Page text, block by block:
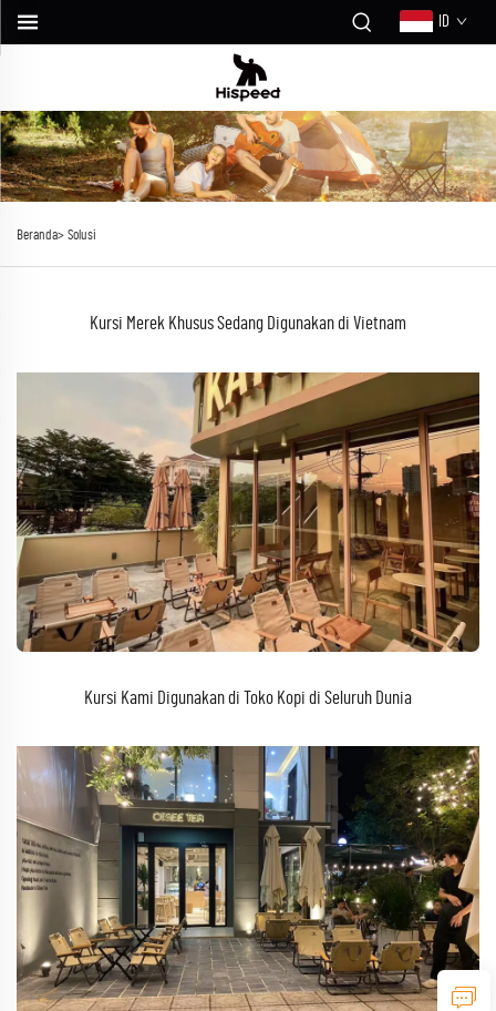
ID
Beranda> Solusi
Kursi Merek Khusus Sedang Digunakan di Vietnam
Kursi Kami Digunakan di Toko Kopi di Seluruh Dunia